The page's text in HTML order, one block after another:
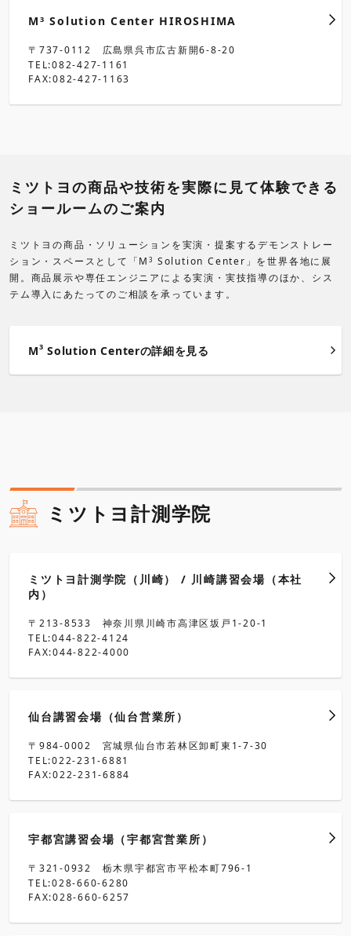
M 3 Solution Center HIROSHIMA
〒737-0112 広島県呉市広古新開6-8-20
TEL:082-427-1161
FAX:082-427-1163
ミツトヨの商品や技術を実際に見て体験できる
ショールームのご案内
ミツトヨの商品・ソリューションを実演・提案するデモンストレー
ション・スペースとして「M3
Solution Center」を世界各地に展
開。商品展示や専任エンジニアによる実演・実技指導のほか、シス
テム導入にあたってのご相談を承っています。
M3 Solution Centerの詳細を見る
ミツトヨ計測学院
ミツトヨ計測学院（川崎） / 川崎講習会場（本社
内）
〒213-8533 神奈川県川崎市高津区坂戸1-20-1
TEL:044-822-4124
FAX:044-822-4000
仙台講習会場（仙台営業所）
〒984-0002 宮城県仙台市若林区卸町東1-7-30
TEL:022-231-6881
FAX:022-231-6884
宇都宮講習会場（宇都宮営業所）
〒321-0932 栃木県宇都宮市平松本町796-1
TEL:028-660-6280
FAX:028-660-6257